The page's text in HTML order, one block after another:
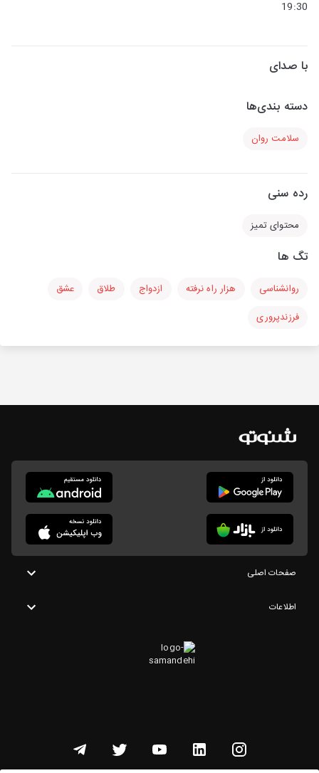
19:30
با صدای
دسته بندی‌ها
سلامت روان
رده سنی
محتوای تمیز
تگ ها
روانشناسی هزار راه نرفته ازدواج طلاق
عشق
فرزندپروری
صفحات اصلی
اطلاعات